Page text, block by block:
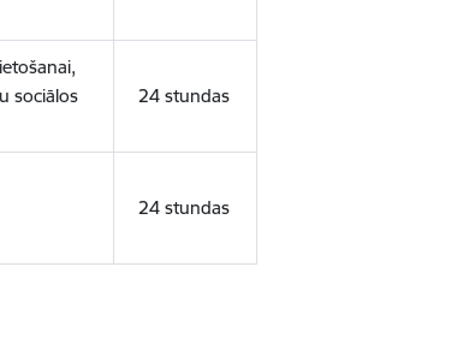
sociālos
24 stundas
24 stundas